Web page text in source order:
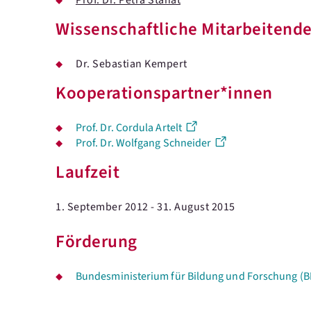
Wissenschaftliche Mitarbeitende
Dr. Sebastian Kempert
Kooperationspartner*innen
Prof. Dr. Cordula Artelt
Prof. Dr. Wolfgang Schneider
Laufzeit
1. September 2012 - 31. August 2015
Förderung
Bundesministerium für Bildung und Forschung